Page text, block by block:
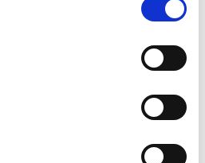
für den industriellen
FILIGRANE VERBINDUNGEN.
Ausführungen